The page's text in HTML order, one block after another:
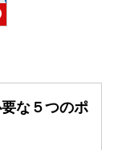
な５つのポ